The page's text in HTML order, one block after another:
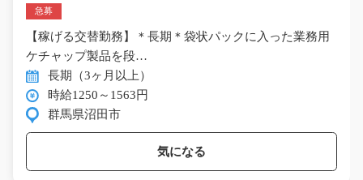
急募
【稼げる交替勤務】＊長期＊袋状パックに入った業務用
ケチャップ製品を段…
長期（3ヶ月以上）
時給1250～1563円
群馬県沼田市
気になる